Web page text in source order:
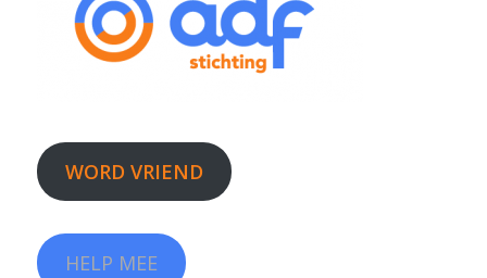
WORD VRIEND
HELP MEE